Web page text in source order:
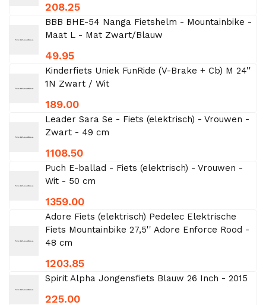
208.25
BBB BHE-54 Nanga Fietshelm - Mountainbike -
Maat L - Mat Zwart/Blauw
49.95
Kinderfiets Uniek FunRide (V-Brake + Cb) M 24''
1N Zwart / Wit
189.00
Leader Sara Se - Fiets (elektrisch) - Vrouwen -
Zwart - 49 cm
1108.50
Puch E-ballad - Fiets (elektrisch) - Vrouwen -
Wit - 50 cm
1359.00
Adore Fiets (elektrisch) Pedelec Elektrische
Fiets Mountainbike 27,5'' Adore Enforce Rood -
48 cm
1203.85
Spirit Alpha Jongensfiets Blauw 26 Inch - 2015
225.00